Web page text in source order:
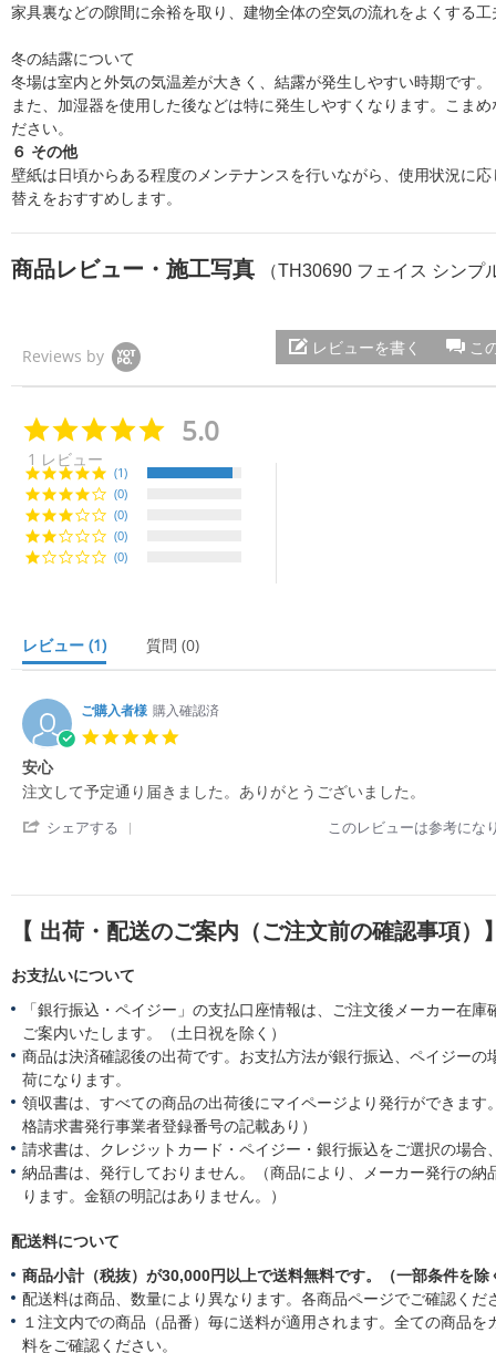
家具裏などの隙間に余裕を取り、建物全体の空気の流れをよくする
冬の結露について
冬場は室内と外気の気温差が大きく、結露が発生しやすい時期です。
また、加湿器を使用した後などは特に発生しやすくなります。こま
ださい。
６ その他
壁紙は日頃からある程度のメンテナンスを行いながら、使用状況に
替えをおすすめします。
商品レビュー・施工写真 （TH30690 フェイス シンプ
Reviews by こ
レビューを書く
t
5.0
1 レビュー
(1)
(0)
(0)
(0)
(0)
レビュー (1) 質問 (0)
ご購入者様 購入確認済
t
n
g
安心
R
v
b
y
購
者
様
n
2
9
M
a
r
2
0
2
1
r
v
s
t
a
i
安
心
注文して予定通り届きました。ありがとうございました。
シェアする
r
e
R
e
w
b
y
入
者
様
o
n
2
2
0
2
このレビューは参考にな
【 出荷・配送のご案内（ご注文前の確認事項）
お支払いについて
「銀行振込・ペイジー」の支払口座情報は、ご注文後メーカー在
ご案内いたします。（土日祝を除く）
商品は決済確認後の出荷です。お支払方法が銀行振込、ペイジーの
荷になります。
領収書は、すべての商品の出荷後にマイページより発行ができます
格請求書発行事業者登録番号の記載あり）
請求書は、クレジットカード・ペイジー・銀行振込をご選択の場合
納品書は、発行しておりません。（商品により、メーカー発行の納
ります。金額の明記はありません。）
配送料について
商品小計（税抜）が30,000円以上で送料無料です。（一部条件を除
配送料は商品、数量により異なります。各商品ページでご確認くだ
１注文内での商品（品番）毎に送料が適用されます。全ての商品を
料をご確認ください。